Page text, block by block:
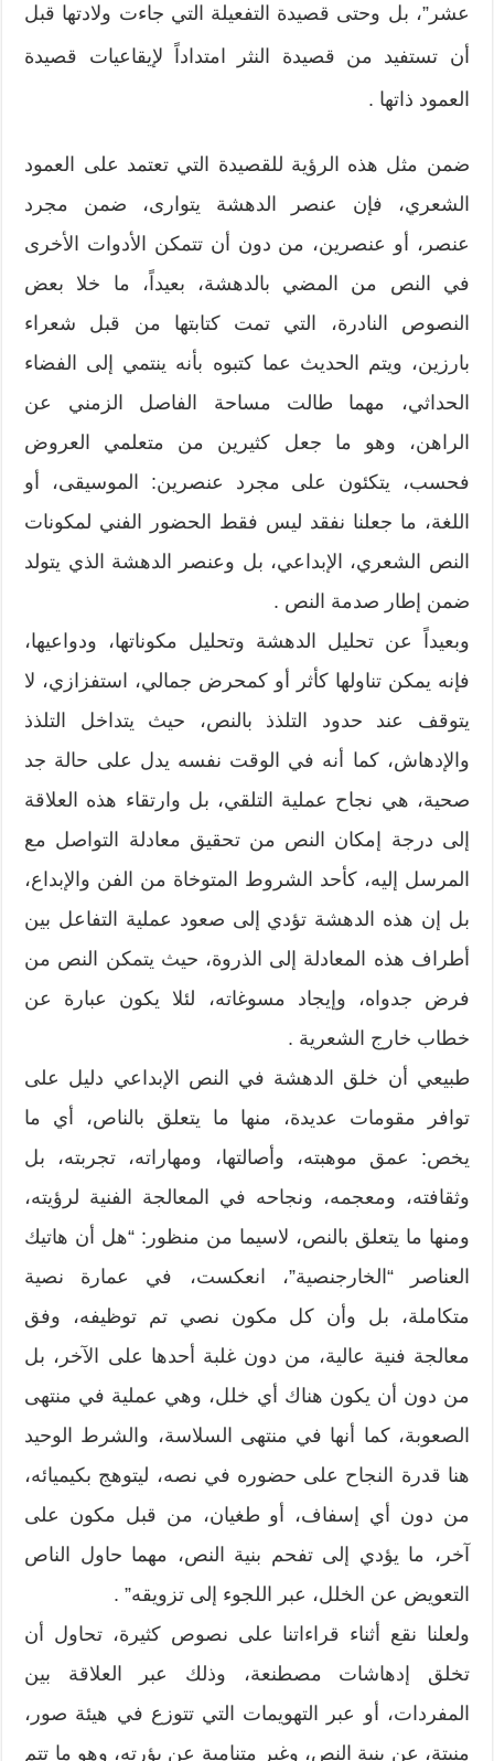
عشر”، بل وحتى قصيدة التفعيلة التي جاءت ولادتها قبل
أن تستفيد من قصيدة النثر امتداداً لإيقاعيات قصيدة
العمود ذاتها .
ضمن مثل هذه الرؤية للقصيدة التي تعتمد على العمود
الشعري، فإن عنصر الدهشة يتوارى، ضمن مجرد
عنصر، أو عنصرين، من دون أن تتمكن الأدوات الأخرى
في النص من المضي بالدهشة، بعيداً، ما خلا بعض
النصوص النادرة، التي تمت كتابتها من قبل شعراء
بارزين، ويتم الحديث عما كتبوه بأنه ينتمي إلى الفضاء
الحداثي، مهما طالت مساحة الفاصل الزمني عن
الراهن، وهو ما جعل كثيرين من متعلمي العروض
فحسب، يتكئون على مجرد عنصرين: الموسيقى، أو
اللغة، ما جعلنا نفقد ليس فقط الحضور الفني لمكونات
النص الشعري، الإبداعي، بل وعنصر الدهشة الذي يتولد
ضمن إطار صدمة النص .
وبعيداً عن تحليل الدهشة وتحليل مكوناتها، ودواعيها،
فإنه يمكن تناولها كأثر أو كمحرض جمالي، استفزازي، لا
يتوقف عند حدود التلذذ بالنص، حيث يتداخل التلذذ
والإدهاش، كما أنه في الوقت نفسه يدل على حالة جد
صحية، هي نجاح عملية التلقي، بل وارتقاء هذه العلاقة
إلى درجة إمكان النص من تحقيق معادلة التواصل مع
المرسل إليه، كأحد الشروط المتوخاة من الفن والإبداع،
بل إن هذه الدهشة تؤدي إلى صعود عملية التفاعل بين
أطراف هذه المعادلة إلى الذروة، حيث يتمكن النص من
فرض جدواه، وإيجاد مسوغاته، لئلا يكون عبارة عن
خطاب خارج الشعرية .
طبيعي أن خلق الدهشة في النص الإبداعي دليل على
توافر مقومات عديدة، منها ما يتعلق بالناص، أي ما
يخص: عمق موهبته، وأصالتها، ومهاراته، تجربته، بل
وثقافته، ومعجمه، ونجاحه في المعالجة الفنية لرؤيته،
ومنها ما يتعلق بالنص، لاسيما من منظور: “هل أن هاتيك
العناصر “الخارجنصية”، انعكست، في عمارة نصية
متكاملة، بل وأن كل مكون نصي تم توظيفه، وفق
معالجة فنية عالية، من دون غلبة أحدها على الآخر، بل
من دون أن يكون هناك أي خلل، وهي عملية في منتهى
الصعوبة، كما أنها في منتهى السلاسة، والشرط الوحيد
هنا قدرة النجاح على حضوره في نصه، ليتوهج بكيميائه،
من دون أي إسفاف، أو طغيان، من قبل مكون على
آخر، ما يؤدي إلى تفحم بنية النص، مهما حاول الناص
التعويض عن الخلل، عبر اللجوء إلى تزويقه” .
ولعلنا نقع أثناء قراءاتنا على نصوص كثيرة، تحاول أن
تخلق إدهاشات مصطنعة، وذلك عبر العلاقة بين
المفردات، أو عبر التهويمات التي تتوزع في هيئة صور،
منبتة، عن بنية النص، وغير متنامية عن بؤرته، وهو ما تتم